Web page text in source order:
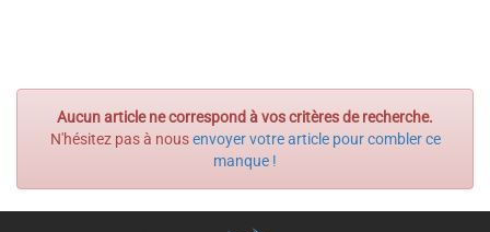
Aucun article ne correspond à vos critères de recherche.
N'hésitez pas à nousenvoyer votre article pour combler ce
manque !